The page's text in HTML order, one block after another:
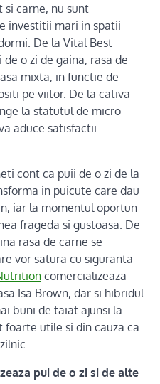
carne, nu sunt
investitii mari in spatii
De la Vital Best
o zi de gaina, rasa de
mixta, in functie de
pe viitor. De la cativa
la statutul de micro
aduce satisfactii
cont ca puii de o zi de la
in puicute care dau
iar la momentul oportun
frageda si gustoasa. De
rasa de carne se
vor satura cu siguranta
comercializeaza
Isa Brown, dar si hibridul
buni de taiat ajunsi la
utile si din cauza ca
pui de o zi si de alte